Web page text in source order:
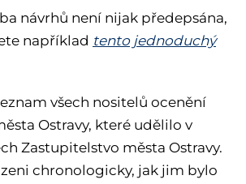
návrhů není nijak předepsána,
například tento jednoduchý
všech nositelů ocenění
Ostravy, které udělilo v
Zastupitelstvo města Ostravy.
chronologicky, jak jim bylo